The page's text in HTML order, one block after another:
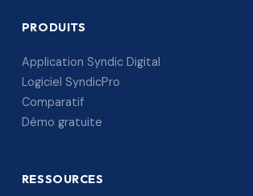
PRODUITS
Application Syndic Digital
Logiciel SyndicPro
Comparatif
Démo gratuite
RESSOURCES